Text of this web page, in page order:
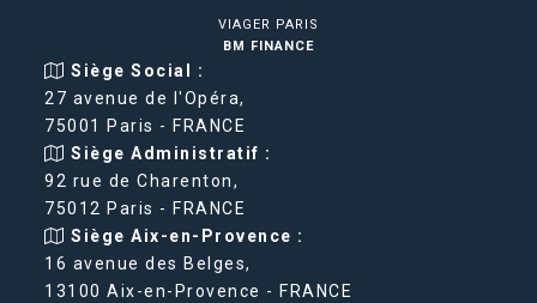
VIAGER PARIS
BM FINANCE
Siège Social :
27 avenue de l'Opéra,
75001 Paris - FRANCE
Siège Administratif :
92 rue de Charenton,
75012 Paris - FRANCE
Siège Aix-en-Provence :
16 avenue des Belges,
13100 Aix-en-Provence - FRANCE